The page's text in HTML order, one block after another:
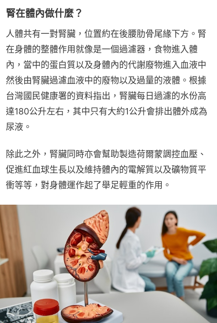
腎在體內做什麼？
人體共有一對腎臟，位置約在後腰肋骨尾緣下方。腎
在身體的整體作用就像是一個過濾器，食物進入體
內，當中的蛋白質以及身體內的代謝廢物進入血液中
然後由腎臟過濾血液中的廢物以及過量的液體。根據
台灣國民健康署的資料指出，腎臟每日過濾的水份高
達180公升左右，其中只有大約1公升會排出體外成為
尿液。
除此之外，腎臟同時亦會幫助製造荷爾蒙調控血壓、
促進紅血球生長以及維持體內的電解質以及礦物質平
衝等等，對身體運作起了舉足輕重的作用。